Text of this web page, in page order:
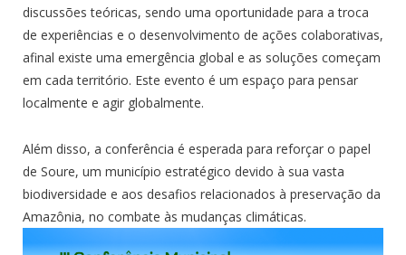
discussões teóricas, sendo uma oportunidade para a troca
de experiências e o desenvolvimento de ações colaborativas,
afinal existe uma emergência global e as soluções começam
em cada território. Este evento é um espaço para pensar
localmente e agir globalmente.
Além disso, a conferência é esperada para reforçar o papel
de Soure, um município estratégico devido à sua vasta
biodiversidade e aos desafios relacionados à preservação da
Amazônia, no combate às mudanças climáticas.